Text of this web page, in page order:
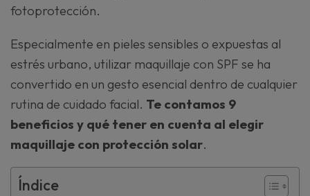
fotoprotección.
Especialmente en pieles sensibles o expuestas al
estrés urbano, utilizar maquillaje con SPF se ha
convertido en un gesto esencial dentro de cualquier
rutina de cuidado facial. Te contamos 9
beneficios y qué tener en cuenta al elegir
maquillaje con protección solar.
Índice